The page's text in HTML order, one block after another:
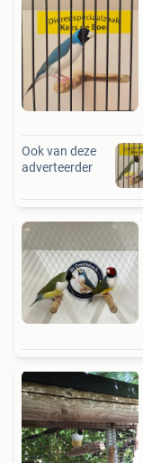
Ook van deze
adverteerder